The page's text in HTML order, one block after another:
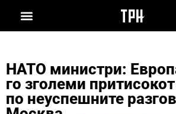
НАТО министри:
го зголеми
по неуспешните